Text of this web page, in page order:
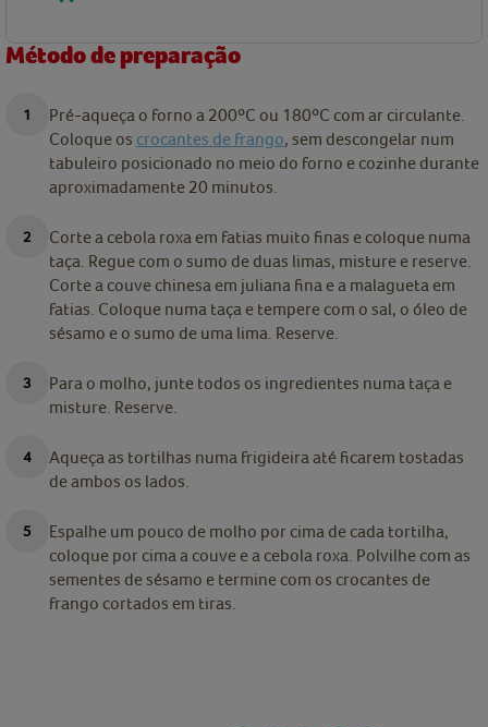
Método de preparação
Pré-aqueça o forno a 200ºC ou 180ºC com ar circulante.
Coloque os crocantes de frango, sem descongelar num
tabuleiro posicionado no meio do forno e cozinhe durante
aproximadamente 20 minutos.
Corte a cebola roxa em fatias muito finas e coloque numa
taça. Regue com o sumo de duas limas, misture e reserve.
Corte a couve chinesa em juliana fina e a malagueta em
fatias. Coloque numa taça e tempere com o sal, o óleo de
sésamo e o sumo de uma lima. Reserve.
Para o molho, junte todos os ingredientes numa taça e
misture. Reserve.
Aqueça as tortilhas numa frigideira até ficarem tostadas
de ambos os lados.
Espalhe um pouco de molho por cima de cada tortilha,
coloque por cima a couve e a cebola roxa. Polvilhe com as
sementes de sésamo e termine com os crocantes de
frango cortados em tiras.